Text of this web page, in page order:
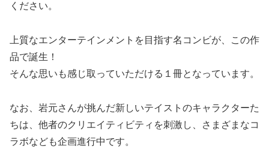
ください。
上質なエンターテインメントを目指す名コンビが、この作
品で誕生！
そんな思いも感じ取っていただける１冊となっています。
なお、岩元さんが挑んだ新しいテイストのキャラクターた
ちは、他者のクリエイティビティを刺激し、さまざまなコ
ラボなども企画進行中です。